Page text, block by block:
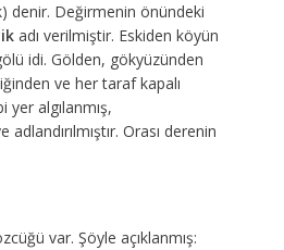
denir. Değirmenin önündeki
adı verilmiştir. Eskiden köyün
idi. Gölden, gökyüzünden
ve her taraf kapalı
algılanmış,
adlandırılmıştır. Orası derenin
var. Şöyle açıklanmış: